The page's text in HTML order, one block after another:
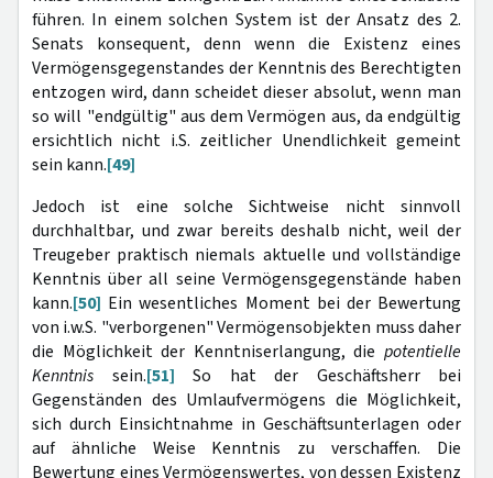
führen. In einem solchen System ist der Ansatz des 2.
Senats konsequent, denn wenn die Existenz eines
Vermögensgegenstandes der Kenntnis des Berechtigten
entzogen wird, dann scheidet dieser absolut, wenn man
so will "endgültig" aus dem Vermögen aus, da endgültig
ersichtlich nicht i.S. zeitlicher Unendlichkeit gemeint
sein kann.[49]
Jedoch ist eine solche Sichtweise nicht sinnvoll
durchhaltbar, und zwar bereits deshalb nicht, weil der
Treugeber praktisch niemals aktuelle und vollständige
Kenntnis über all seine Vermögensgegenstände haben
kann.[50] Ein wesentliches Moment bei der Bewertung
von i.w.S. "verborgenen" Vermögensobjekten muss daher
die Möglichkeit der Kenntniserlangung, die potentielle
Kenntnis sein.[51] So hat der Geschäftsherr bei
Gegenständen des Umlaufvermögens die Möglichkeit,
sich durch Einsichtnahme in Geschäftsunterlagen oder
auf ähnliche Weise Kenntnis zu verschaffen. Die
Bewertung eines Vermögenswertes, von dessen Existenz